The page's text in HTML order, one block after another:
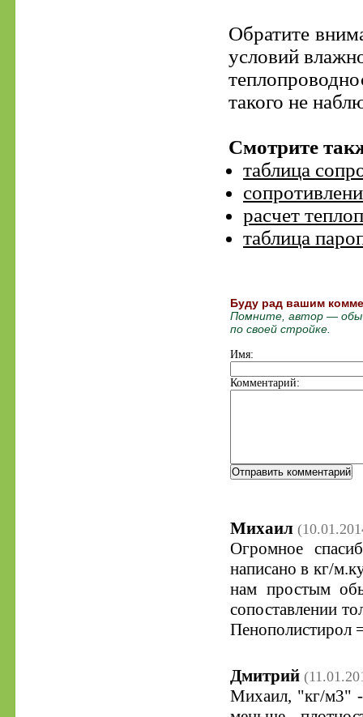
Обратите
условий
такого не
Смотрите
таблица
расчет
таблица
Буду рад вашим
Помните, автор —
по своей стройке.
Имя:
Комментарий:
Михаил
Огромное
написано в кг/
нам простым
сопоставлении
Пенополистирол
Дмитрий
Михаил, "кг/м3" -